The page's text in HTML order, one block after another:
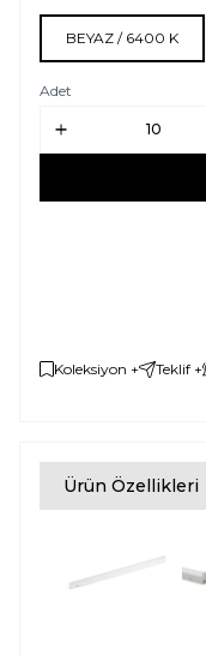
BEYAZ / 6400 K
Adet
Koleksiyon + Teklif +
Ürün Özellikleri